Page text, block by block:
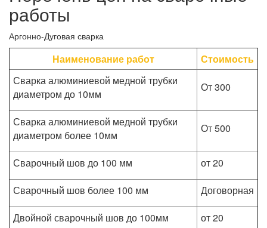
работы
Аргонно-Дуговая сварка
Наименование работ
Стоимость
Сварка алюминиевой медной трубки
диаметром до 10мм
От 300
Сварка алюминиевой медной трубки
диаметром более 10мм
От 500
Сварочный шов до 100 мм
от 20
Сварочный шов более 100 мм
Договорная
Двойной сварочный шов до 100мм
от 20